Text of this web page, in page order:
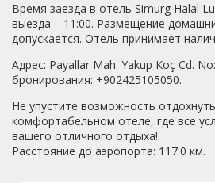
Время заезда в отель Simurg Halal
выезда – 11:00. Размещение
допускается. Отель принимает
Адрес: Payallar Mah. Yakup Koç Cd.
бронирования: +902425105050.
Не упустите возможность
комфортабельном отеле, где все
вашего отличного отдыха!
Расстояние до аэропорта: 117.0 км.